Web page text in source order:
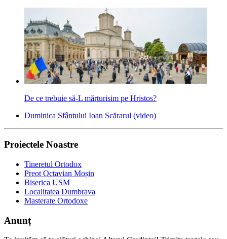
De ce trebuie să-L mărturisim pe Hristos?
Duminica Sfântului Ioan Scărarul (video)
Proiectele Noastre
Tineretul Ortodox
Preot Octavian Moșin
Biserica USM
Localitatea Dumbrava
Masterate Ortodoxe
Anunț